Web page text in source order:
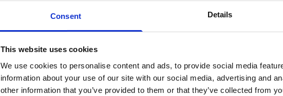
Consent Details
This website uses cookies
We use cookies to personalise content and ads, to provide social media
information about your use of our site with our social media, advertising and
other information that you’ve provided to them or that they’ve collected from